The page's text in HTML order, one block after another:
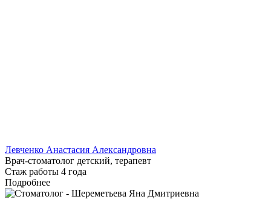
Левченко Анастасия Александровна
Врач-стоматолог детский, терапевт
Стаж работы 4 года
Подробнее